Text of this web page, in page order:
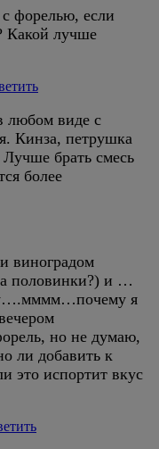
с форелью, если
Какой лучше
любом виде с
Кинза, петрушка
брать смесь
более
виноградом
половинки?) и …
я
но не думаю,
ли добавить к
это испортит вкус